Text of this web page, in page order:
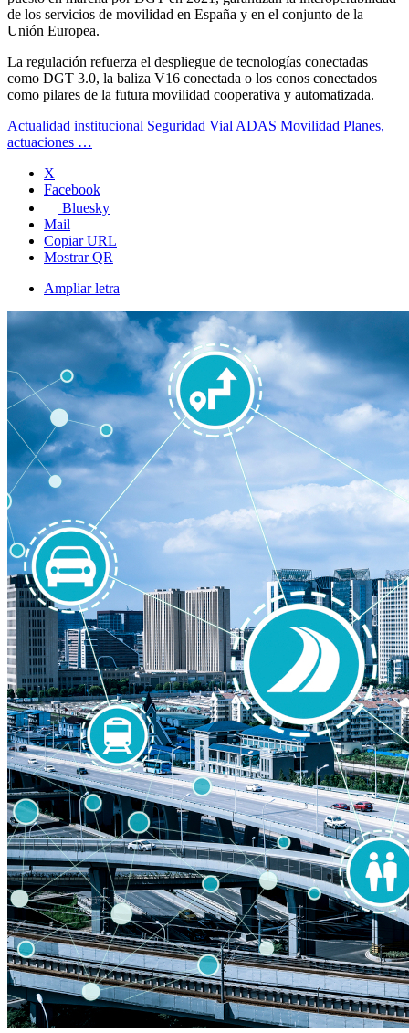
de los servicios de movilidad en España y en el conjunto de la
Unión Europea.
La regulación refuerza el despliegue de tecnologías conectadas
como DGT 3.0, la baliza V16 conectada o los conos conectados
como pilares de la futura movilidad cooperativa y automatizada.
Actualidad institucional Seguridad Vial ADAS Movilidad Planes,
actuaciones …
X
Facebook
Bluesky
Mail
Copiar URL
Mostrar QR
Ampliar letra